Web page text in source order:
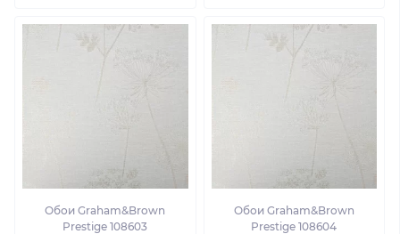
Обои Graham&Brown
Prestige 108603
Обои Graham&Brown
Prestige 108604